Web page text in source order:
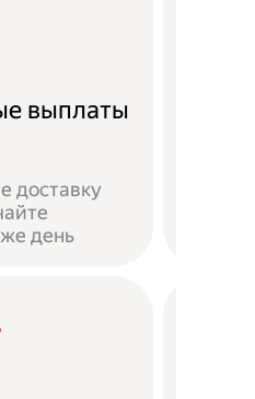
выплаты
доставку
день